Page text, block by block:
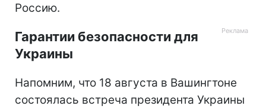
Россию.
Гарантии безопасности для
Украины
Напомним, что 18 августа в Вашингтоне
состоялась встреча президента Украины